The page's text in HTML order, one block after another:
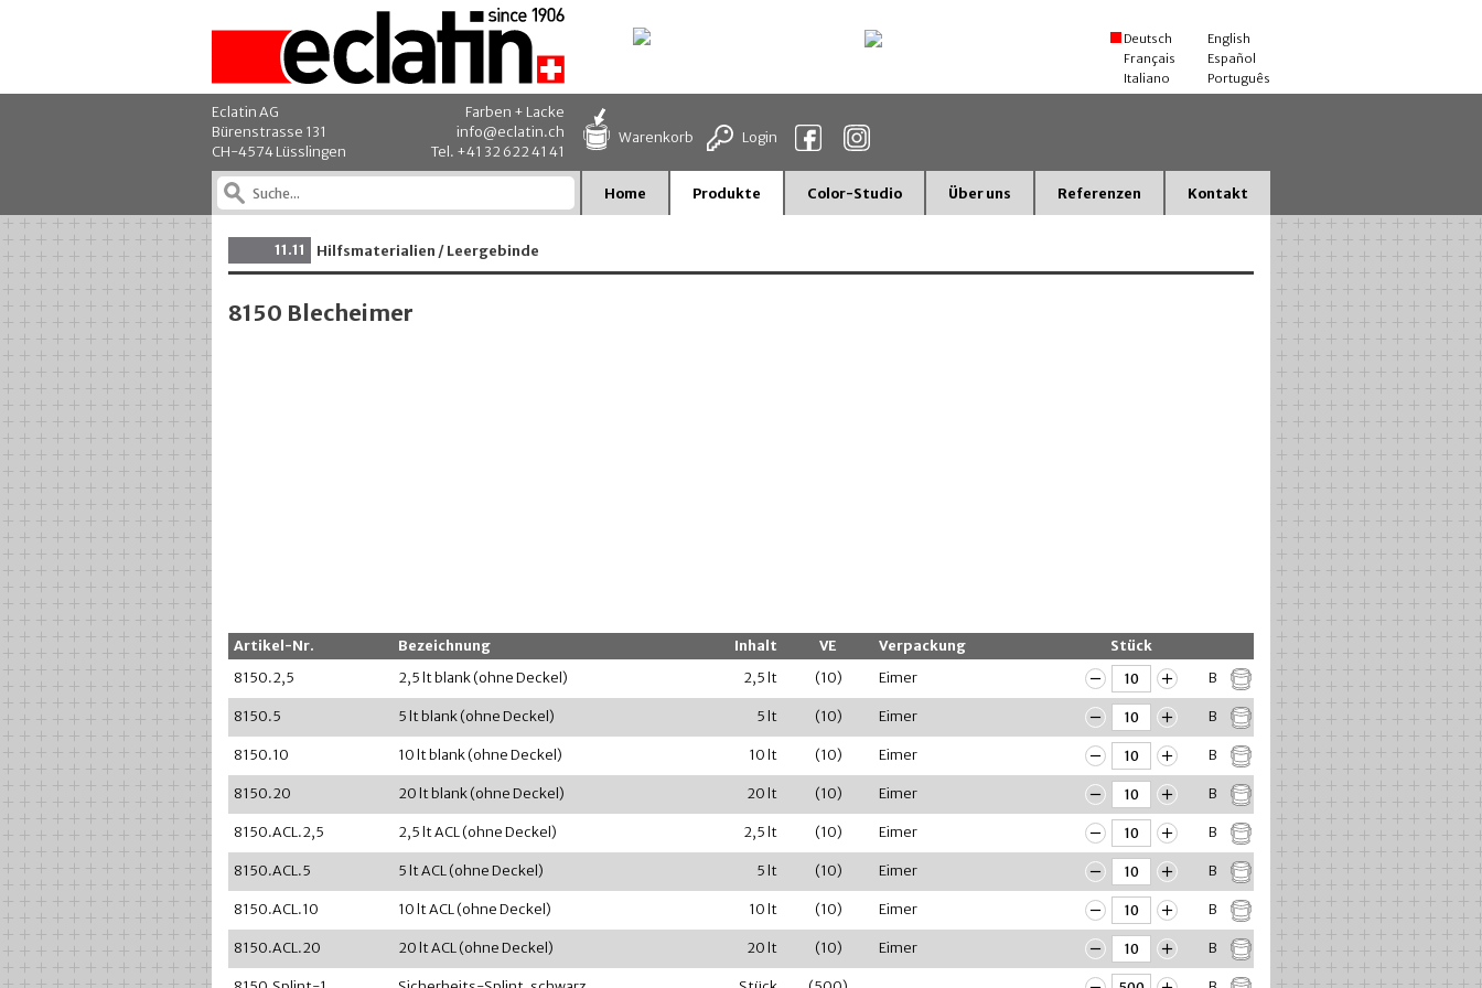
Eclatin AG
Bürenstrasse 131
CH-4574 Lüsslingen
Farben + Lacke
info@eclatin.ch
Tel. +41 32 622 41 41
Warenkorb Login
Deutsch
Français
Italiano
English
Español
Português
Home Produkte Color-Studio Über uns Referenzen Kontakt
11.11 Hilfsmaterialien / Leergebinde
8150 Blecheimer
Artikel-Nr. Bezeichnung Inhalt VE Verpackung
Stück
8150.2,5
2,5 lt blank (ohne Deckel) 2,5 lt (10) Eimer B
8150.5 5 lt blank (ohne Deckel) 5 lt (10) Eimer B
8150.10 10 lt blank (ohne Deckel) 10 lt (10) Eimer B
8150.20 20 lt blank (ohne Deckel) 20 lt (10) Eimer B
8150.ACL.2,5 2,5 lt ACL (ohne Deckel) 2,5 lt (10) Eimer B
8150.ACL.5 5 lt ACL (ohne Deckel) 5 lt (10) Eimer B
8150.ACL.10 10 lt ACL (ohne Deckel) 10 lt (10) Eimer B
8150.ACL.20 20 lt ACL (ohne Deckel) 20 lt (10) Eimer B